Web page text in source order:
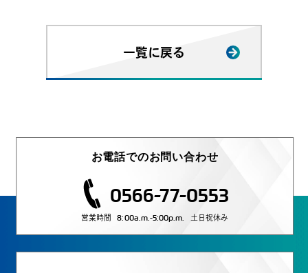
一覧に戻る
お電話でのお問い合わせ
0566-77-0553
営業時間 8:00a.m.-5:00p.m. 土日祝休み